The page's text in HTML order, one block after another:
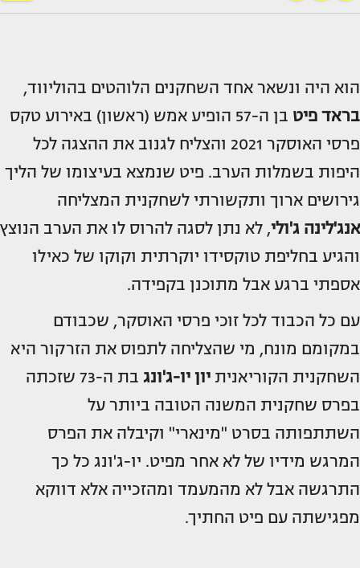
הוא היה ונשאר אחד השחקנים הלוהטים בהוליווד,
בראד פיט
בן ה-57 הופיע אמש (ראשון) באירוע טקס
פרסי האוסקר 2021 והצליח לגנוב את ההצגה לכל
היפות בשמלות הערב. פיט שנמצא בעיצומו של הליך
גירושים ארוך ותקשורתי לשחקנית המצליחה
אנג'לינה ג'ולי, לא נתן לסגה להרוס לו את הערב הנוצץ
והגיע בחליפת טוקסידו יוקרתית וקוקו של כאילו
אספתי ברגע אבל מתוכנן בקפידה.
עם כל הכבוד לכל זוכי פרסי האוסקר, שכבודם
במקומם מונח, מי שהצליחה לתפוס את הזרקור היא
השחקנית הקוריאנית יון יו-ג'ונג
בת ה-73 שזכתה
בפרס שחקנית המשנה הטובה ביותר על
השתתפותה בסרט "מינארי" וקיבלה את הפרס
המרגש מידיו של לא אחר מפיט. יו-ג'ונג כל כך
התרגשה אבל לא מהמעמד ומהזכייה אלא דווקא
מפגישתה עם פיט החתיך.